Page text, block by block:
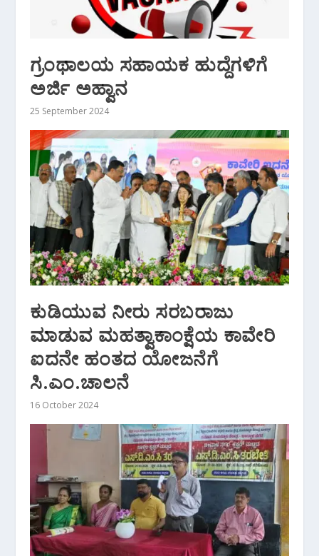
ಗ್ರಂಥಾಲಯ ಸಹಾಯಕ ಹುದ್ದೆಗಳಿಗೆ
ಅರ್ಜಿ ಅಹ್ವಾನ
25 September 2024
ಕುಡಿಯುವ ನೀರು ಸರಬರಾಜು
ಮಾಡುವ ಮಹತ್ವಾಕಾಂಕ್ಷೆಯ ಕಾವೇರಿ
ಐದನೇ ಹಂತದ ಯೋಜನೆಗೆ
ಸಿ.ಎಂ.ಚಾಲನೆ
16 October 2024